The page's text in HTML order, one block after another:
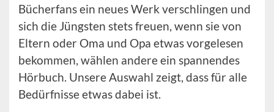
Bücherfans ein neues Werk verschlingen und
sich die Jüngsten stets freuen, wenn sie von
Eltern oder Oma und Opa etwas vorgelesen
bekommen, wählen andere ein spannendes
Hörbuch. Unsere Auswahl zeigt, dass für alle
Bedürfnisse etwas dabei ist.